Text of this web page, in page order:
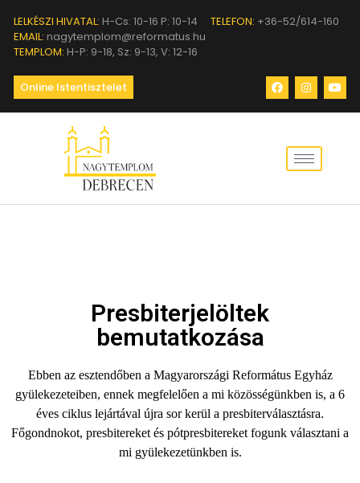
LELKÉSZI HIVATAL: H-Cs: 10-16 P: 10-14 TELEFON: +36-52/614-160
EMAIL: nagytemplom@reformatus.hu
TEMPLOM: H-P: 9-18, Sz: 9-13, V: 12-16
Online Istentisztelet
Presbiterjelöltek
bemutatkozása
Ebben az esztendőben a Magyarországi Református Egyház
gyülekezeteiben, ennek megfelelően a mi közösségünkben is, a 6
éves ciklus lejártával újra sor kerül a presbiterválasztásra.
Főgondnokot, presbitereket és pótpresbitereket fogunk választani a
mi gyülekezetünkben is.